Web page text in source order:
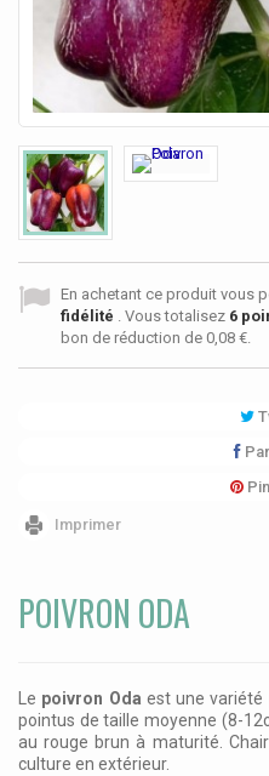
En achetant ce produit vous
fidélité . Vous totalisez 6
bon de réduction de 0,08 €.
Imprimer
POIVRON ODA
Le poivron Oda est une variété
pointus de taille moyenne (8-
au rouge brun à maturité.
culture en extérieur.